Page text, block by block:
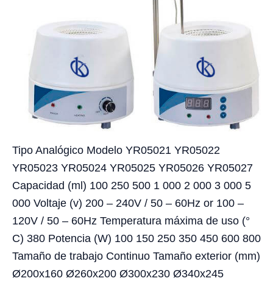
Tipo Analógico Modelo YR05021 YR05022
YR05023 YR05024 YR05025 YR05026 YR05027
Capacidad (ml) 100 250 500 1 000 2 000 3 000 5
000 Voltaje (v) 200 – 240V / 50 – 60Hz or 100 –
120V / 50 – 60Hz Temperatura máxima de uso (°
C) 380 Potencia (W) 100 150 250 350 450 600 800
Tamaño de trabajo Continuo Tamaño exterior (mm)
Ø200x160 Ø260x200 Ø300x230 Ø340x245